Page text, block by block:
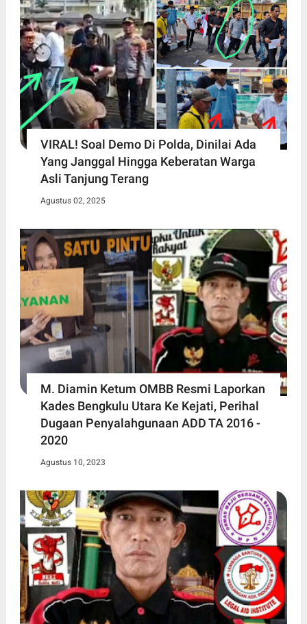
VIRAL! Soal Demo Di Polda, Dinilai Ada
Yang Janggal Hingga Keberatan Warga
Asli Tanjung Terang
Agustus 02, 2025
M. Diamin Ketum OMBB Resmi Laporkan
Kades Bengkulu Utara Ke Kejati, Perihal
Dugaan Penyalahgunaan ADD TA 2016 -
2020
Agustus 10, 2023